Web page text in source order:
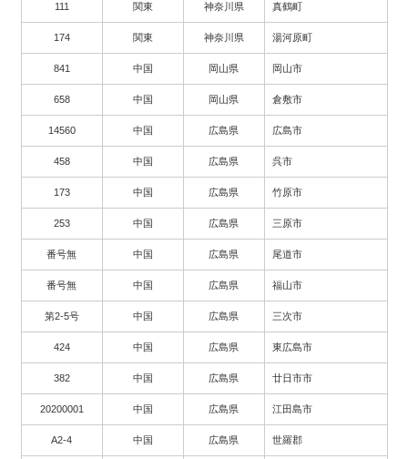
111 関東 神奈川県 真鶴町
174 関東 神奈川県 湯河原町
841 中国 岡山県 岡山市
658 中国 岡山県 倉敷市
14560 中国 広島県 広島市
458 中国 広島県 呉市
173 中国 広島県 竹原市
253 中国 広島県 三原市
番号無 中国 広島県 尾道市
番号無 中国 広島県 福山市
第2-5号 中国 広島県 三次市
424 中国 広島県 東広島市
382 中国 広島県 廿日市市
20200001 中国 広島県 江田島市
A2-4 中国 広島県 世羅郡